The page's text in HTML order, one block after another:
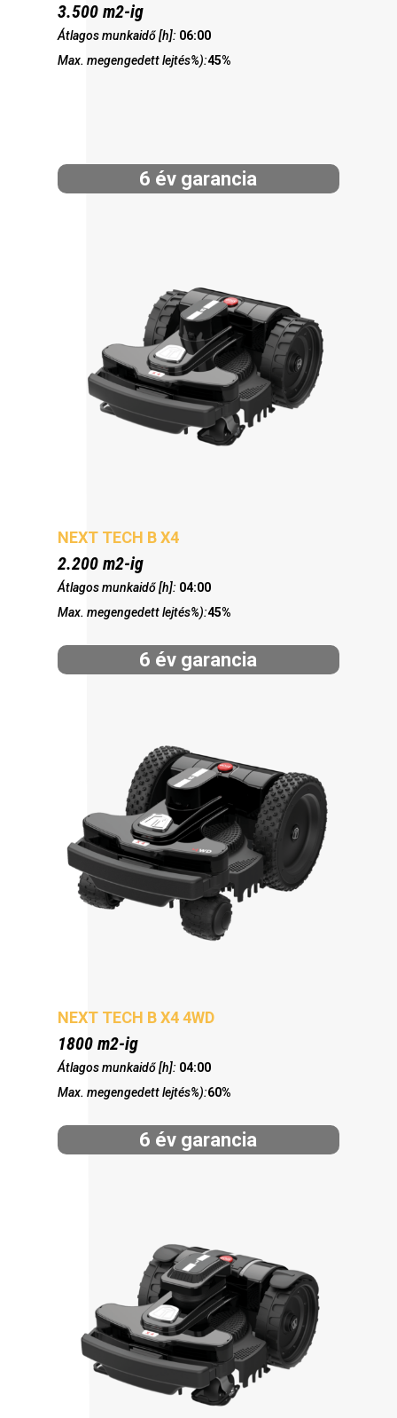
3.500 m2-ig
Átlagos munkaidő [h]: 06:00
Max. megengedett lejtés%):45%
6 év garancia
NEXT TECH B X4
2.200 m2-ig
Átlagos munkaidő [h]: 04:00
Max. megengedett lejtés%):45%
6 év garancia
NEXT TECH B X4 4WD
1800 m2-ig
Átlagos munkaidő [h]: 04:00
Max. megengedett lejtés%):60%
6 év garancia